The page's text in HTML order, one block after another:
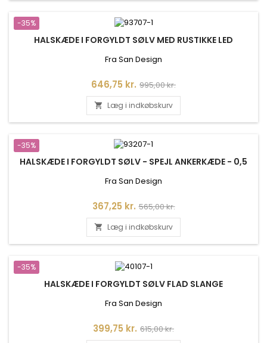
-35%
HALSKÆDE I FORGYLDT SØLV MED RUSTIKKE LED
Fra San Design
Pris
646,75 kr. Normalpris
995,00 kr.
 Læg i indkøbskurv
-35%
HALSKÆDE I FORGYLDT SØLV - SPEJL ANKERKÆDE - 0,5
Fra San Design
Pris
367,25 kr. Normalpris
565,00 kr.
 Læg i indkøbskurv
-35%
HALSKÆDE I FORGYLDT SØLV FLAD SLANGE
Fra San Design
Pris
399,75 kr. Normalpris
615,00 kr.